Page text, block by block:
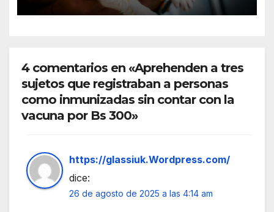
4 comentarios en «Aprehenden a tres
sujetos que registraban a personas
como inmunizadas sin contar con la
vacuna por Bs 300»
https://glassiuk.Wordpress.com/
dice:
26 de agosto de 2025 a las 4:14 am